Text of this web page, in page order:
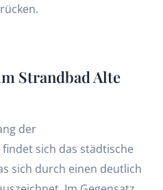
Strandbad Alte
der
sich das städtische
sich durch einen deutlich